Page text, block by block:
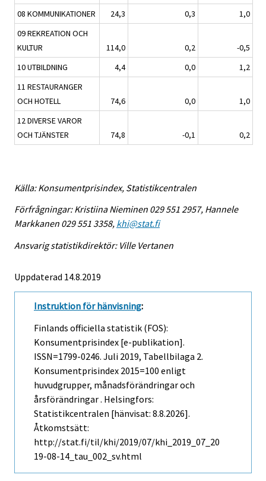
08 KOMMUNIKATIONER
24,3 0,3
1,0
09 REKREATION OCH
KULTUR
114,0 0,2
-0,5
10 UTBILDNING
4,4 0,0
1,2
11 RESTAURANGER
OCH HOTELL
74,6 0,0
1,0
12 DIVERSE VAROR
OCH TJÄNSTER
74,8 -0,1 0,2
Källa: Konsumentprisindex, Statistikcentralen
Förfrågningar: Kristiina Nieminen 029 551 2957, Hannele
Markkanen 029 551 3358, khi@stat.fi
Ansvarig statistikdirektör: Ville Vertanen
Uppdaterad 14.8.2019
Instruktion för hänvisning:
Finlands officiella statistik (FOS):
Konsumentprisindex [e-publikation].
ISSN=1799-0246. Juli 2019, Tabellbilaga 2.
Konsumentprisindex 2015=100 enligt
huvudgrupper, månadsförändringar och
årsförändringar . Helsingfors:
Statistikcentralen [hänvisat: 8.8.2026].
Åtkomstsätt:
http://stat.fi/til/khi/2019/07/khi_2019_07_20
19-08-14_tau_002_sv.html